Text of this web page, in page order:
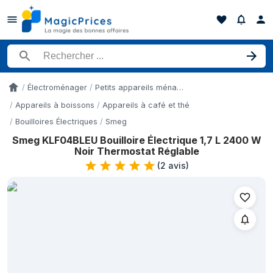
Rechercher un produit
AccueilÉlectroménager
Petits appareils ménagers
Appareils à boissons
Appareils à café et thé
Bouilloires Électriques
Smeg
Smeg KLF04BLEU Bouilloire Électrique 1,7 L 2400 W
Noir Thermostat Réglable
(2 avis)
Historique des prix de Smeg KLF04BLEU Bouilloire
Date
12 mai 2026